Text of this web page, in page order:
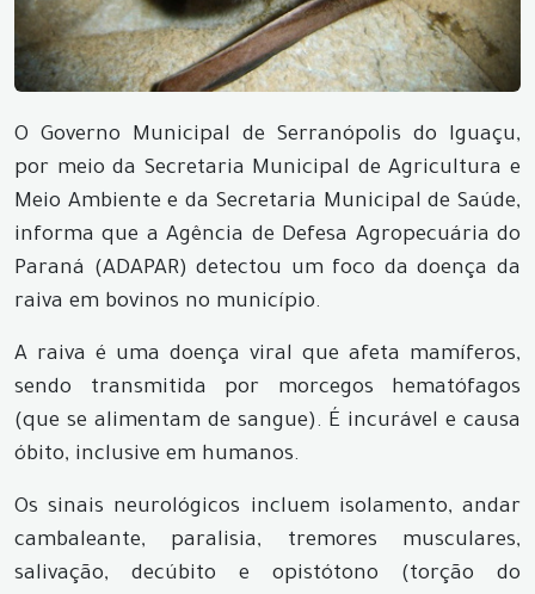
O Governo Municipal de Serranópolis do Iguaçu,
por meio da Secretaria Municipal de Agricultura e
Meio Ambiente e da Secretaria Municipal de Saúde,
informa que a Agência de Defesa Agropecuária do
Paraná (ADAPAR) detectou um foco da doença da
raiva em bovinos no município.
A raiva é uma doença viral que afeta mamíferos,
sendo transmitida por morcegos hematófagos
(que se alimentam de sangue). É incurável e causa
óbito, inclusive em humanos.
Os sinais neurológicos incluem isolamento, andar
cambaleante, paralisia, tremores musculares,
salivação, decúbito e opistótono (torção do